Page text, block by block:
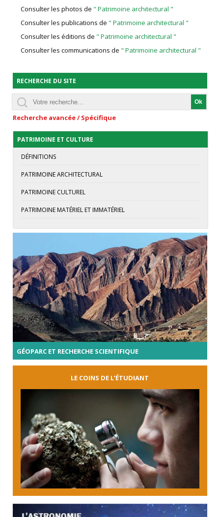
Consulter les photos de " Patrimoine architectural "
Consulter les publications de " Patrimoine architectural "
Consulter les éditions de " Patrimoine architectural "
Consulter les communications de " Patrimoine architectural "
RECHERCHE DU SITE
Recherche avancée / Spécifique
PATRIMOINE ET CULTURE
DÉFINITIONS
PATRIMOINE ARCHITECTURAL
PATRIMOINE CULTUREL
PATRIMOINE MATÉRIEL ET IMMATÉRIEL
GÉOPARC ET RECHERCHE SCIENTIFIQUE
LE COINS DE L’ÉTUDIANT